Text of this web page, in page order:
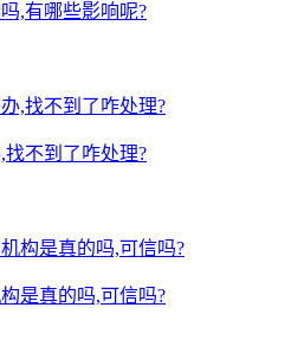
,有哪些影响呢?
不到了咋处理?
是真的吗,可信吗?